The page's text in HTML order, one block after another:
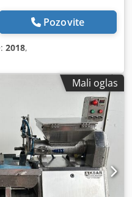
Pozovite
2018,
Mali oglas